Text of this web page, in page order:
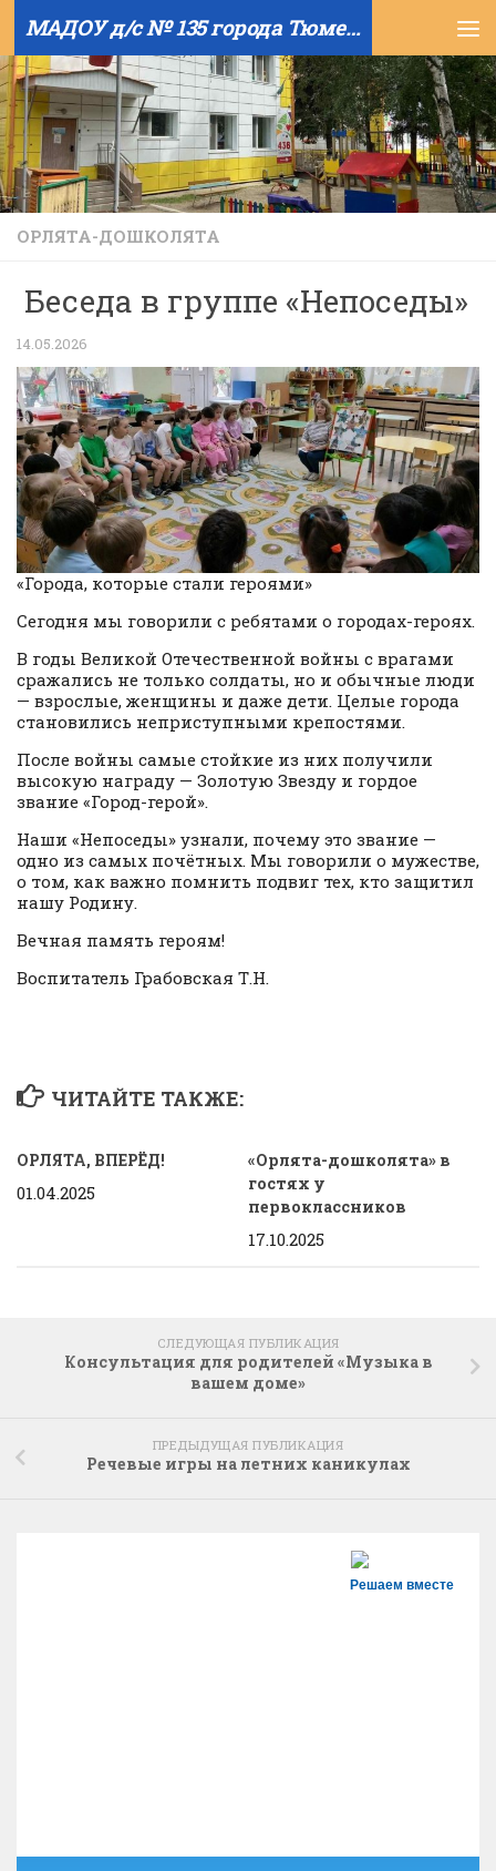
Skip to content МАДОУ д/с № 135 города Тюмени
ОРЛЯТА-ДОШКОЛЯТА
Беседа в группе «Непоседы»
14.05.2026
«Города, которые стали героями»
Сегодня мы говорили с ребятами о городах-героях.
В годы Великой Отечественной войны с врагами
сражались не только солдаты, но и обычные люди
— взрослые, женщины и даже дети. Целые города
становились неприступными крепостями.
После войны самые стойкие из них получили
высокую награду — Золотую Звезду и гордое
звание «Город-герой».
Наши «Непоседы» узнали, почему это звание —
одно из самых почётных. Мы говорили о мужестве,
о том, как важно помнить подвиг тех, кто защитил
нашу Родину.
Вечная память героям!
Воспитатель Грабовская Т.Н.
ЧИТАЙТЕ ТАКЖЕ:
ОРЛЯТА, ВПЕРЁД!
01.04.2025
«Орлята-дошколята» в
гостях у
первоклассников
17.10.2025
СЛЕДУЮЩАЯ ПУБЛИКАЦИЯ
Консультация для родителей «Музыка в
вашем доме»
ПРЕДЫДУЩАЯ ПУБЛИКАЦИЯ
Речевые игры на летних каникулах
Решаем вместе